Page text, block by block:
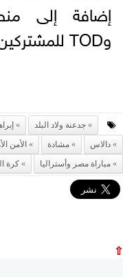
وTOD للمشتركين.
جدعنة ولاد البلد
دالاس
مشادة الأمن
مباراة مصر وأستراليا
كرة
⇧